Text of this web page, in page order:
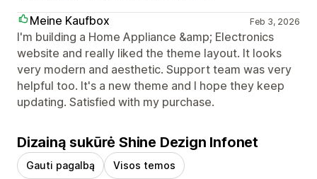
Meine Kaufbox
Feb 3, 2026
I'm building a Home Appliance &amp; Electronics
website and really liked the theme layout. It looks
very modern and aesthetic. Support team was very
helpful too. It's a new theme and I hope they keep
updating. Satisfied with my purchase.
Dizainą sukūrė Shine Dezign Infonet
Gauti pagalbą Visos temos